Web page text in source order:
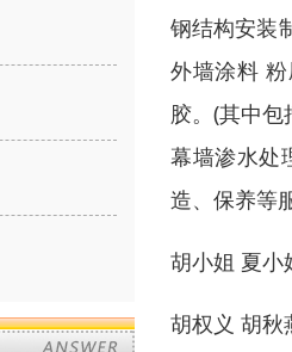
钢结构安装
外墙涂料
胶。(其中
幕墙渗水处
造、保养等
胡小姐 夏小
胡权义 胡秋